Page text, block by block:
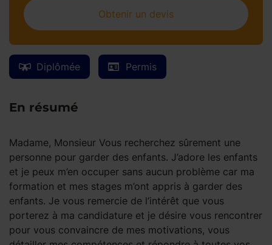
Diplômée Permis
En résumé
Madame, Monsieur Vous recherchez sûrement une
personne pour garder des enfants. J’adore les enfants
et je peux m’en occuper sans aucun problème car ma
formation et mes stages m’ont appris à garder des
enfants. Je vous remercie de l’intérêt que vous
porterez à ma candidature et je désire vous rencontrer
pour vous convaincre de mes motivations, vous
Obtenir un devis